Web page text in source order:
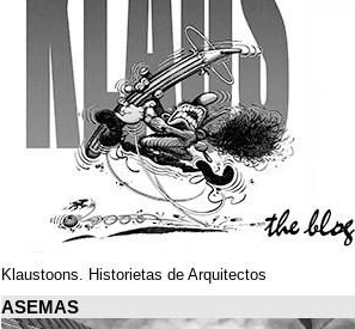
Klaustoons. Historietas de Arquitectos
ASEMAS